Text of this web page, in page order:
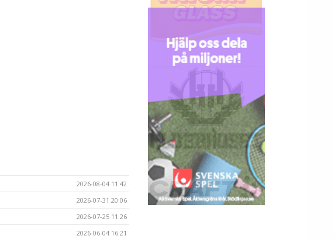
2026-08-04 11:42
2026-07-31 20:06
2026-07-25 11:26
2026-06-04 16:21